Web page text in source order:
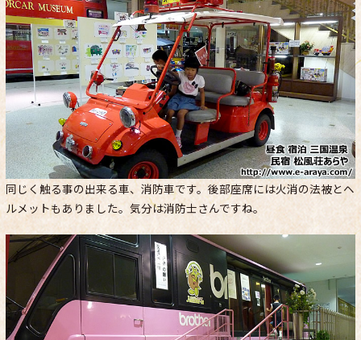
同じく触る事の出来る車、消防車です。後部座席には火消の法被とヘ
ルメットもありました。気分は消防士さんですね。